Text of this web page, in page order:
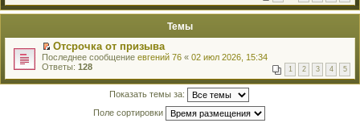
е
о
м
у
н
е
й
к
п
е
р
в
о
Темы
П
е
е
Отсрочка от призыва
Последнее сообщение евгений 76 « 02 июл 2026, 15:34
Ответы: 128 1 2 3 4 5
Показать темы за:
Поле сортировки